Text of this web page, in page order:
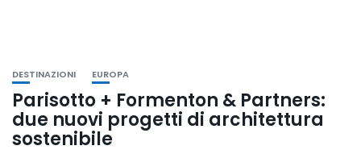
DESTINAZIONI EUROPA
Parisotto + Formenton & Partners:
due nuovi progetti di architettura
sostenibile